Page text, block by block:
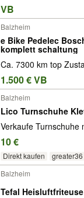
VB
Balzheim
e Bike Pedelec Bosch CX Motor Deore
komplett schaltung
Ca. 7300 km top
1.500 € VB
Balzheim
Lico Turnschuhe
Verkaufe Turnschuhe
10 €
Direkt kaufen greater36
Balzheim
Tefal Heisluftfriteuse